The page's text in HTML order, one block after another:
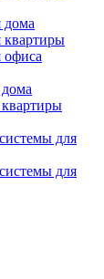
дома
квартиры
офиса
для
для